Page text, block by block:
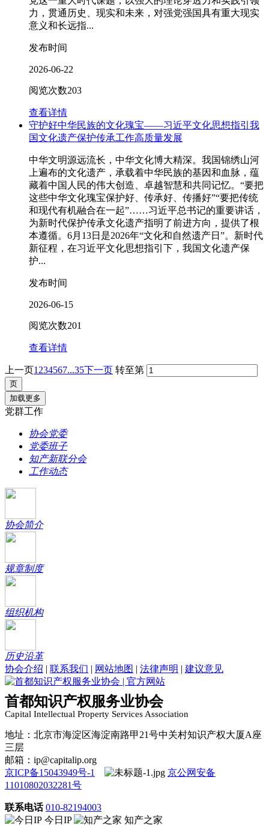
力，贯通历史、现实和未来，对强党强国具有重大现实
意义和长远指...
发布时间
2026-06-22
阅览次数203
查看详情
守护好中华民族的文化瑰宝——习近平文化思想指引我
国文化遗产保护传承工作高质量发展
中华文明源远流长，中华文化博大精深。我国锦绣山河
上遍布的文化遗产，承载着中华民族的基因和血脉，蕴
藏着中国人民的伟大创造、卓越智慧和共同记忆。“要把
这些中华文化瑰宝保护好、传承好、传播好”“要把传统
和现代有机融合在一起”……习近平总书记的重要讲话，
为新时代保护传承文化遗产指明了前进方向，提供了根
本遵循。6月13日是2026年“文化和自然遗产日”。新时代
新征程，在习近平文化思想指引下，我国文化遗产保
护...
发布时间
2026-06-15
阅览次数201
查看详情
上一页1 234567...35下一页 转至第
加载更多
党群工作
协会党委
党委班子
知产新联分会
工作动态
协会简介
规章制度
组织机构
历史沿革
协会介绍 | 联系我们 | 网站地图 | 法律声明 | 建议意见
首都知识产权服务业协会
Capital Intellectual Property Services Association
地址：北京市海淀区海淀南路甲21号中关村知识产权大厦A座
三层
邮箱：ip@capitalip.org
京ICP备15043949号-1
京公网安备
11010802032281号
联系电话 010-82194003
今日IP
知产之家